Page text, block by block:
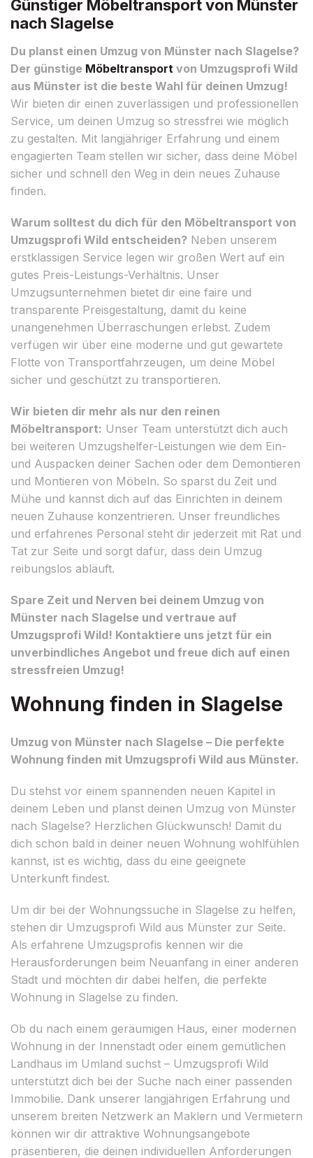
Günstiger Möbeltransport von Münster
nach Slagelse
Du planst einen Umzug von Münster nach Slagelse?
Der günstige Möbeltransport von Umzugsprofi Wild
aus Münster ist die beste Wahl für deinen Umzug!
Wir bieten dir einen zuverlässigen und professionellen
Service, um deinen Umzug so stressfrei wie möglich
zu gestalten. Mit langjähriger Erfahrung und einem
engagierten Team stellen wir sicher, dass deine Möbel
sicher und schnell den Weg in dein neues Zuhause
finden.
Warum solltest du dich für den Möbeltransport von
Umzugsprofi Wild entscheiden? Neben unserem
erstklassigen Service legen wir großen Wert auf ein
gutes Preis-Leistungs-Verhältnis. Unser
Umzugsunternehmen bietet dir eine faire und
transparente Preisgestaltung, damit du keine
unangenehmen Überraschungen erlebst. Zudem
verfügen wir über eine moderne und gut gewartete
Flotte von Transportfahrzeugen, um deine Möbel
sicher und geschützt zu transportieren.
Wir bieten dir mehr als nur den reinen
Möbeltransport: Unser Team unterstützt dich auch
bei weiteren Umzugshelfer-Leistungen wie dem Ein-
und Auspacken deiner Sachen oder dem Demontieren
und Montieren von Möbeln. So sparst du Zeit und
Mühe und kannst dich auf das Einrichten in deinem
neuen Zuhause konzentrieren. Unser freundliches
und erfahrenes Personal steht dir jederzeit mit Rat und
Tat zur Seite und sorgt dafür, dass dein Umzug
reibungslos abläuft.
Spare Zeit und Nerven bei deinem Umzug von
Münster nach Slagelse und vertraue auf
Umzugsprofi Wild! Kontaktiere uns jetzt für ein
unverbindliches Angebot und freue dich auf einen
stressfreien Umzug!
Wohnung finden in Slagelse
Umzug von Münster nach Slagelse – Die perfekte
Wohnung finden mit Umzugsprofi Wild aus Münster.
Du stehst vor einem spannenden neuen Kapitel in
deinem Leben und planst deinen Umzug von Münster
nach Slagelse? Herzlichen Glückwunsch! Damit du
dich schon bald in deiner neuen Wohnung wohlfühlen
kannst, ist es wichtig, dass du eine geeignete
Unterkunft findest.
Um dir bei der Wohnungssuche in Slagelse zu helfen,
stehen dir Umzugsprofi Wild aus Münster zur Seite.
Als erfahrene Umzugsprofis kennen wir die
Herausforderungen beim Neuanfang in einer anderen
Stadt und möchten dir dabei helfen, die perfekte
Wohnung in Slagelse zu finden.
Ob du nach einem geräumigen Haus, einer modernen
Wohnung in der Innenstadt oder einem gemütlichen
Landhaus im Umland suchst – Umzugsprofi Wild
unterstützt dich bei der Suche nach einer passenden
Immobilie. Dank unserer langjährigen Erfahrung und
unserem breiten Netzwerk an Maklern und Vermietern
können wir dir attraktive Wohnungsangebote
präsentieren, die deinen individuellen Anforderungen